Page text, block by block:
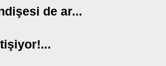
de ar...